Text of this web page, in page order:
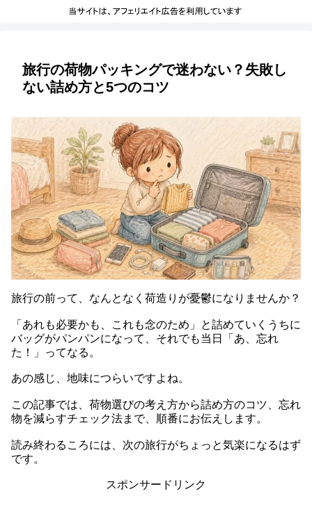
旅行の荷物パッキングで迷わない？失敗し
ない詰め方と5つのコツ
旅行の前って、なんとなく荷造りが憂鬱になりませんか？
「あれも必要かも、これも念のため」と詰めていくうちに
バッグがパンパンになって、それでも当日「あ、忘れ
た！」ってなる。
あの感じ、地味につらいですよね。
この記事では、荷物選びの考え方から詰め方のコツ、忘れ
物を減らすチェック法まで、順番にお伝えします。
読み終わるころには、次の旅行がちょっと気楽になるはず
です。
スポンサードリンク